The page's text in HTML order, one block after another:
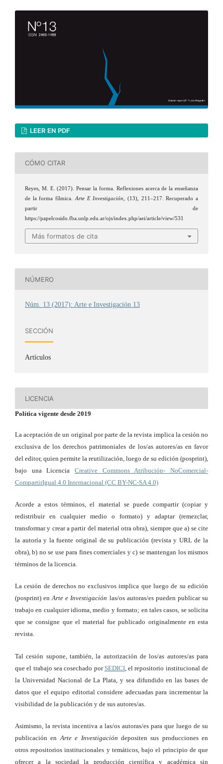
LEER EN PDF
CÓMO CITAR
Reyes, M. E. (2017). Pensar la forma. Reflexiones acerca de la enseñanza
de la forma fílmica. Arte E Investigación
, (13), 211–217. Recuperado a
partir de
https://papelcosido.fba.unlp.edu.ar/ojs/index.php/aei/article/view/531
Más formatos de cita
NÚMERO
Núm. 13 (2017): Arte e Investigación 13
SECCIÓN
Artículos
LICENCIA
Política vigente desde 2019
La aceptación de un original por parte de la revista implica la cesión no
exclusiva de los derechos patrimoniales de los/as autores/as en favor
del editor, quien permite la reutilización, luego de su edición (posprint),
bajo una Licencia Creative Commons Atribución- NoComercial-
CompartirIgual 4.0 Internacional (CC BY-NC-SA 4.0)
Acorde a estos términos, el material se puede compartir (copiar y
redistribuir en cualquier medio o formato) y adaptar (remezclar,
transformar y crear a partir del material otra obra), siempre que a) se cite
la autoría y la fuente original de su publicación (revista y URL de la
obra), b) no se use para fines comerciales y c) se mantengan los mismos
términos de la licencia.
La cesión de derechos no exclusivos implica que luego de su edición
(posprint) en Arte e Investigación las/os autoras/es pueden publicar su
trabajo en cualquier idioma, medio y formato; en tales casos, se solicita
que se consigne que el material fue publicado originalmente en esta
revista.
Tal cesión supone, también, la autorización de los/as autores/as para
que el trabajo sea cosechado por SEDICI, el repositorio institucional de
la Universidad Nacional de La Plata, y sea difundido en las bases de
datos que el equipo editorial considere adecuadas para incrementar la
visibilidad de la publicación y de sus autores/as.
Asimismo, la revista incentiva a las/os autoras/es para que luego de su
publicación en Arte e Investigación depositen sus producciones en
otros repositorios institucionales y temáticos, bajo el principio de que
ofrecer a la sociedad la producción científica y académica sin